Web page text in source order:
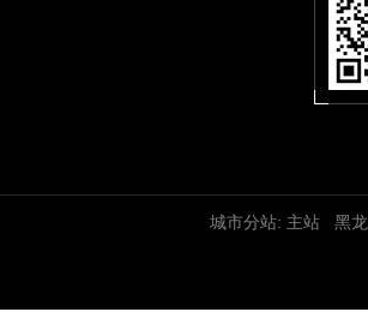
城市分站: 主站 黑